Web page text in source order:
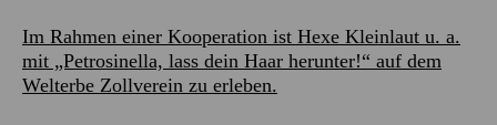
Im Rahmen einer Kooperation ist Hexe Kleinlaut u. a.
mit „Petrosinella, lass dein Haar herunter!“ auf dem
Welterbe Zollverein zu erleben.